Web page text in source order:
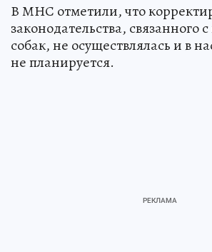
В МНС отметили, что
законодательства, связанного
собак, не осуществлялась и в
не планируется.